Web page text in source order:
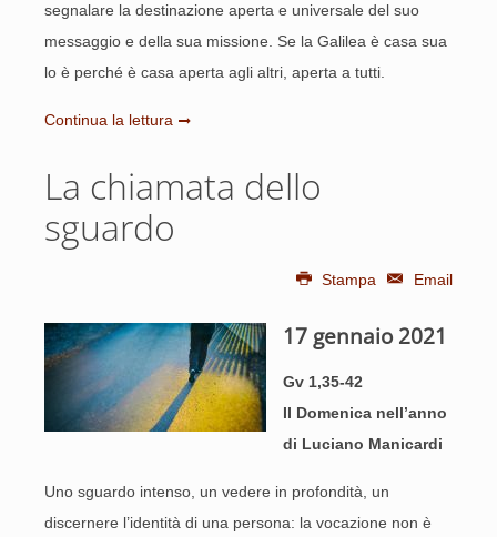
segnalare la destinazione aperta e universale del suo
messaggio e della sua missione. Se la Galilea è casa sua
lo è perché è casa aperta agli altri, aperta a tutti.
Continua la lettura
La chiamata dello
sguardo
Stampa Email
17 gennaio 2021
Gv 1,35-42
II Domenica nell’anno
di Luciano Manicardi
Uno sguardo intenso, un vedere in profondità, un
discernere l’identità di una persona: la vocazione non è